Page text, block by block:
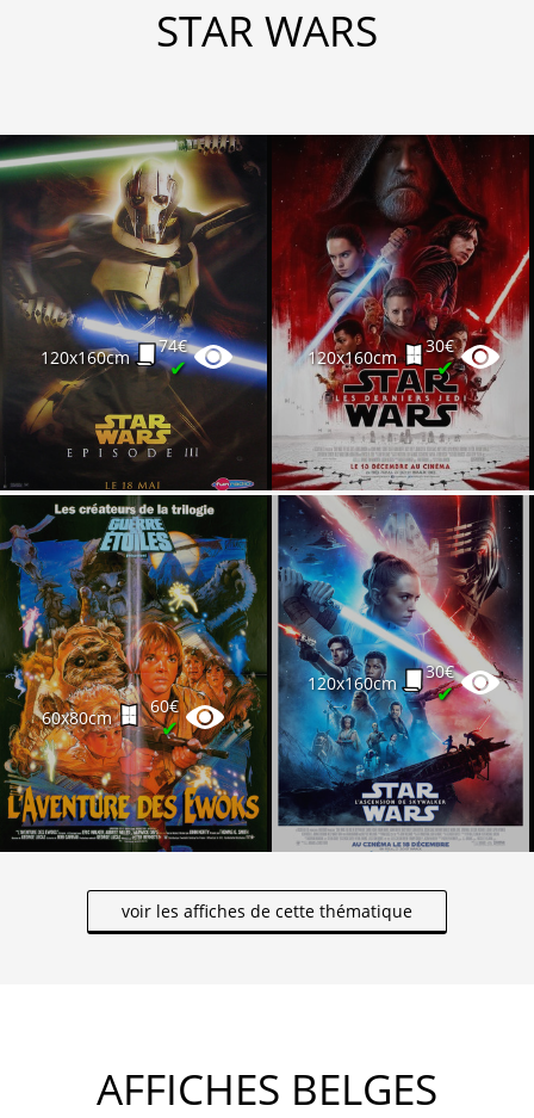
STAR WARS
120x160cm
74€
✔ 120x160cm
30€
✔
60x80cm
60€
✔
120x160cm
30€
✔
voir les affiches de cette thématique
AFFICHES BELGES